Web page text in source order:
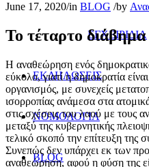
ΕΓΧΕΙΡΙΔΙΑ
ΕΚΔΗΛΩΣΕΙΣ
ΝΟΜΟΛΟΓΙΑ
BLOG
June 17, 2020/in BLOG /by
Το τέταρτο διάβημα
Η αναθεώρηση ενός
εύκολο, γιατί η δημοκρατία
οργανισμός, με συνεχείς
ισορροπίας ανάμεσα στα
στις σχέσεις του λαού με τους
μεταξύ της κυβερνητικής
τελικό σκοπό την επίτευξη της
Συνεπώς δεν υπάρχει εκ των
αναθεώρηση, αφού η φύση της